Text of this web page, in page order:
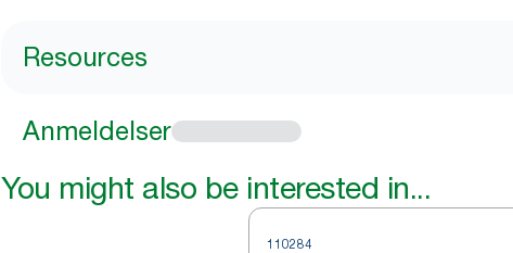
Resources
Anmeldelser
You might also be interested in...
110284